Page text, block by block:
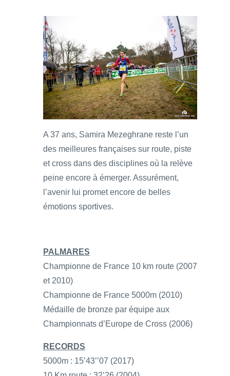
A 37 ans, Samira Mezeghrane reste l’un
des meilleures françaises sur route, piste
et cross dans des disciplines où la relève
peine encore à émerger. Assurément,
l’avenir lui promet encore de belles
émotions sportives.
PALMARES
Championne de France 10 km route (2007
et 2010)
Championne de France 5000m (2010)
Médaille de bronze par équipe aux
Championnats d’Europe de Cross (2006)
RECORDS
5000m : 15’43’’07 (2017)